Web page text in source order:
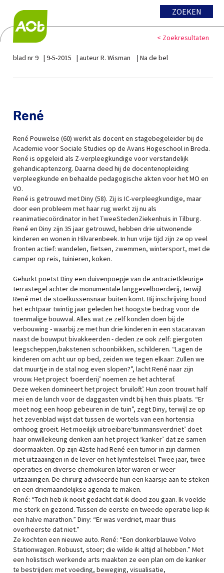
ZOEKEN
< Zoekresultaten
blad nr 9 9-5-2015 auteur R. Wisman Na de bel
René
René Pouwelse (60) werkt als docent en stagebegeleider bij de
Academie voor Sociale Studies op de Avans Hogeschool in Breda.
René is opgeleid als Z-verpleegkundige voor verstandelijk
gehandicaptenzorg. Daarna deed hij de docentenopleiding
verpleegkunde en behaalde pedagogische akten voor het MO en
VO.
René is getrouwd met Diny (58). Zij is IC-verpleegkundige, maar
door een probleem met haar rug werkt zij nu als
reanimatiecoördinator in het TweeStedenZiekenhuis in Tilburg.
René en Diny zijn 35 jaar getrouwd, hebben drie uitwonende
kinderen en wonen in Hilvarenbeek. In hun vrije tijd zijn ze op veel
fronten actief: wandelen, fietsen, zwemmen, wintersport, met de
camper op reis, tuinieren, koken.
Gehurkt poetst Diny een duivenpoepje van de antracietkleurige
terrastegel achter de monumentale langgevelboerderij, terwijl
René met de stoelkussensnaar buiten komt. Bij inschrijving bood
het echtpaar twintig jaar geleden het hoogste bedrag voor de
toenmalige bouwval. Alles wat ze zelf konden doen bij de
verbouwing - waarbij ze met hun drie kinderen in een stacaravan
naast de bouwput bivakkeerden - deden ze ook zelf: giergoten
leegscheppen,bakstenen schoonbikken, schilderen. “Lagen de
kinderen om acht uur op bed, zeiden we tegen elkaar: Zullen we
dat muurtje in de stal nog even slopen?”, lacht René naar zijn
vrouw. Het project ‘boerderij’ noemen ze het achteraf.
Deze weken domineert het project ‘bruiloft’. Hun zoon trouwt half
mei en de lunch voor de daggasten vindt bij hen thuis plaats. “Er
moet nog een hoop gebeuren in de tuin”, zegt Diny, terwijl ze op
het zevenblad wijst dat tussen de wortels van een hortensia
omhoog groeit. Het moeilijk uitroeibare‘tuinmansverdriet’ doet
haar onwillekeurig denken aan het project ‘kanker’ dat ze samen
doormaakten. Op zijn 42ste had René een tumor in zijn darmen
met uitzaaiingen in de lever en het lymfestelsel. Twee jaar, twee
operaties en diverse chemokuren later waren er weer
uitzaaiingen. De chirurg adviseerde hun een kaarsje aan te steken
en een driemaandelijkse agenda te maken.
René: “Toch heb ik nooit gedacht dat ik dood zou gaan. Ik voelde
me sterk en gezond. Tussen de eerste en tweede operatie liep ik
een halve marathon.” Diny: “Er was verdriet, maar thuis
overheerste dat niet.”
Ze kochten een nieuwe auto. René: “Een donkerblauwe Volvo
Stationwagen. Robuust, stoer; die wilde ik altijd al hebben.” Met
een holistisch werkende arts maakten ze een plan om de kanker
te bestrijden: met voeding, beweging, visualisatie,